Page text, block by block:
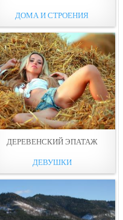
ДОМА И СТРОЕНИЯ
ДЕРЕВЕНСКИЙ ЭПАТАЖ
ДЕВУШКИ